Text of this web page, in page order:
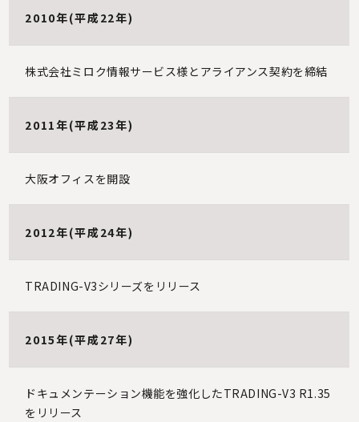
2010年(平成22年)
株式会社ミロク情報サービス様とアライアンス契約を締結
2011年(平成23年)
大阪オフィスを開設
2012年(平成24年)
TRADING-V3シリーズをリリース
2015年(平成27年)
ドキュメンテーション機能を強化したTRADING-V3 R1.35
をリリース